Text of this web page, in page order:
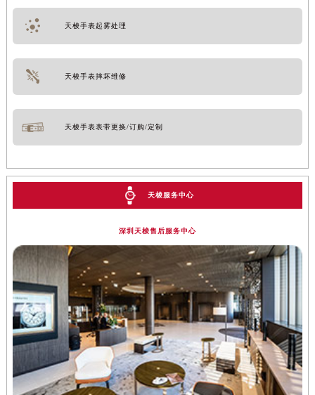
天梭手表起雾处理
天梭手表摔坏维修
天梭手表表带更换/订购/定制
天梭服务中心
深圳天梭售后服务中心